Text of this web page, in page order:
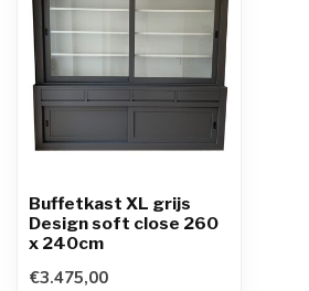
Buffetkast XL grijs
Design soft close 260
x 240cm
€3.475,00